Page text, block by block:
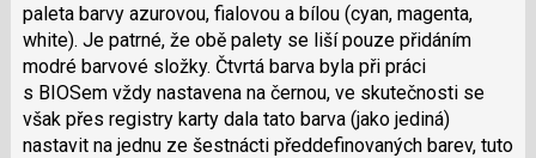
paleta barvy azurovou, fialovou a bílou (cyan, magenta,
white). Je patrné, že obě palety se liší pouze přidáním
modré barvové složky. Čtvrtá barva byla při práci
s BIOSem vždy nastavena na černou, ve skutečnosti se
však přes registry karty dala tato barva (jako jediná)
nastavit na jednu ze šestnácti předdefinovaných barev, tuto